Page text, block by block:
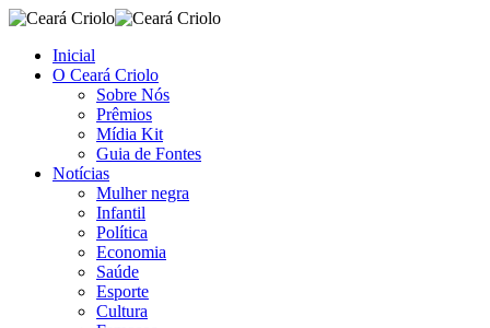
Inicial
O Ceará Criolo
Sobre Nós
Prêmios
Mídia Kit
Guia de Fontes
Notícias
Mulher negra
Infantil
Política
Economia
Saúde
Esporte
Cultura